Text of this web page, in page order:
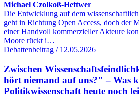
Michael Czolkoß-Hettwer
Die Entwicklung auf dem
geht in Richtung Open Access, doch der
einer Handvoll kommerzieller Akteure
Moore rückt i…
Debattenbeitrag / 12.05.2026
Zwischen
hört niemand auf uns?" – Was
Politikwissenschaft heute noch